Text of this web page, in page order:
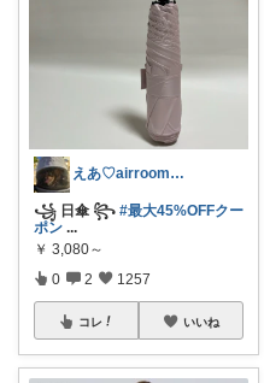
えあ♡airroom❀ラクして整う暮らし
꧁ 日傘 ꧂ #最大45%OFFクー
ポン ...
￥ 3,080～
0 2 1257
コレ いいね